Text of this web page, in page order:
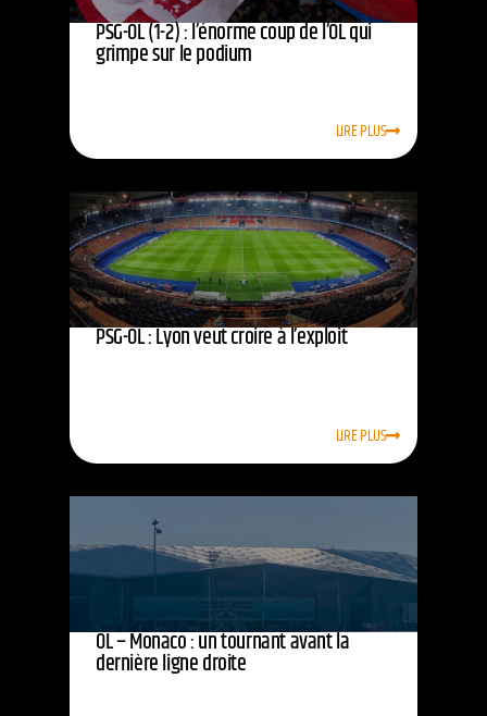
PSG-OL (1-2) : l’énorme coup de l’OL qui
grimpe sur le podium
LIRE PLUS
PSG-OL : Lyon veut croire à l’exploit
LIRE PLUS
OL – Monaco : un tournant avant la
dernière ligne droite